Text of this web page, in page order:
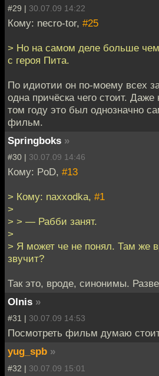
#29 | 30.07.09 14:22
Кому: necro-tor, #25
> Но на самом деле больше
с героя Пита.
По идиотии он по-моему всех
одна причёска чего стоит.
том году это был однозначно
фильм.
Springboks »
#30 | 30.07.09 14:46
Кому: PoD, #13
> Кому: naxxodka, #1
>
> > — Рабби занят.
>
> Я может че не понял. Там же
звучит?
Так это, вроде, синонимы.
Olnis »
#31 | 30.07.09 14:53
Посмотреть фильм думаю
yug_spb »
#32 | 30.07.09 15:01